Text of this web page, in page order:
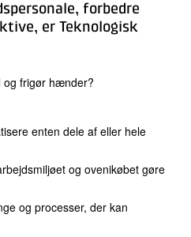
forbedre
er Teknologisk
og frigør hænder?
enten dele af eller hele
og ovenikøbet gøre
og processer, der kan